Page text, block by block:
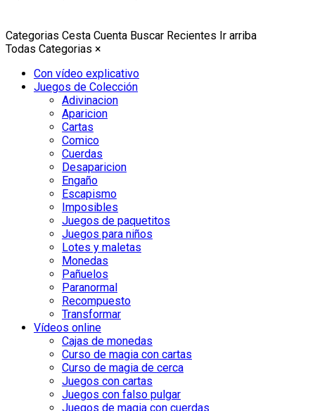
Categorias Cesta Cuenta Buscar Recientes Ir arriba
Todas Categorias ×
Con vídeo explicativo
Juegos de Colección
Adivinacion
Aparicion
Cartas
Comico
Cuerdas
Desaparicion
Engaño
Escapismo
Imposibles
Juegos de paquetitos
Juegos para niños
Lotes y maletas
Monedas
Pañuelos
Paranormal
Recompuesto
Transformar
Vídeos online
Cajas de monedas
Curso de magia con cartas
Curso de magia de cerca
Juegos con cartas
Juegos con falso pulgar
Juegos de magia con cuerdas